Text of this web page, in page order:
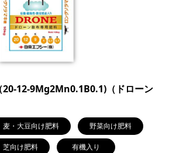
20-12-9Mg2Mn0.1B0.1)（ドローン
麦・大豆向け肥料 野菜向け肥料
芝向け肥料 有機入り